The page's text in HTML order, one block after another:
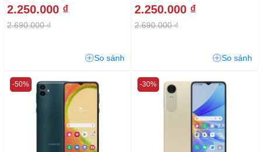
2.250.000 ₫
2.690.000 ₫
So sánh
2.250.000 ₫
2.690.000 ₫
So sánh
-50% -30%